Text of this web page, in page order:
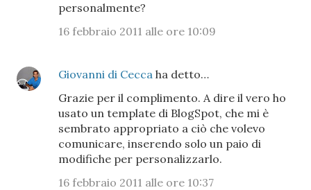
personalmente?
16 febbraio 2011 alle ore 10:09
Giovanni di Cecca ha detto…
Grazie per il complimento. A dire il vero ho
usato un template di BlogSpot, che mi è
sembrato appropriato a ciò che volevo
comunicare, inserendo solo un paio di
modifiche per personalizzarlo.
16 febbraio 2011 alle ore 10:37